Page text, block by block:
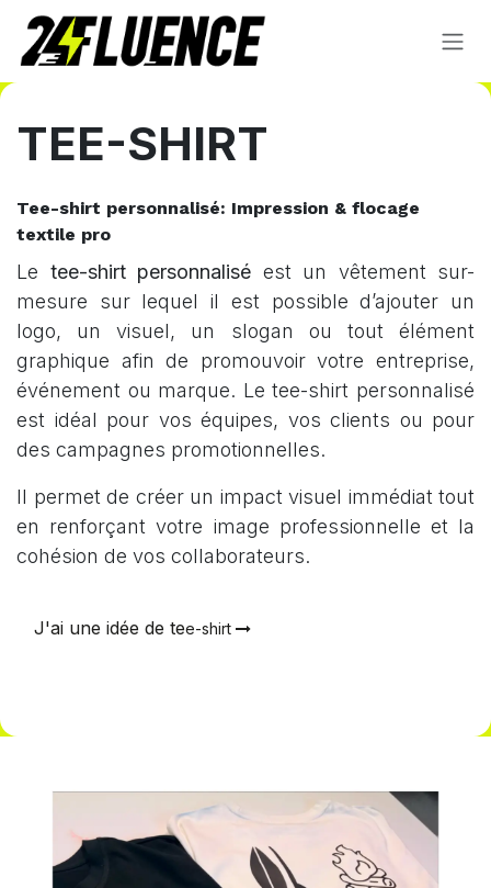
TEE-SHIRT
Tee-shirt personnalisé: Impression & flocage
textile pro
Le tee-shirt personnalisé est un vêtement sur-
mesure sur lequel il est possible d’ajouter un
logo, un visuel, un slogan ou tout élément
graphique afin de promouvoir votre entreprise,
événement ou marque. Le tee-shirt personnalisé
est idéal pour vos équipes, vos clients ou pour
des campagnes promotionnelles.
Il permet de créer un impact visuel immédiat tout
en renforçant votre image professionnelle et la
cohésion de vos collaborateurs.
J'ai une idée de tee-shirt